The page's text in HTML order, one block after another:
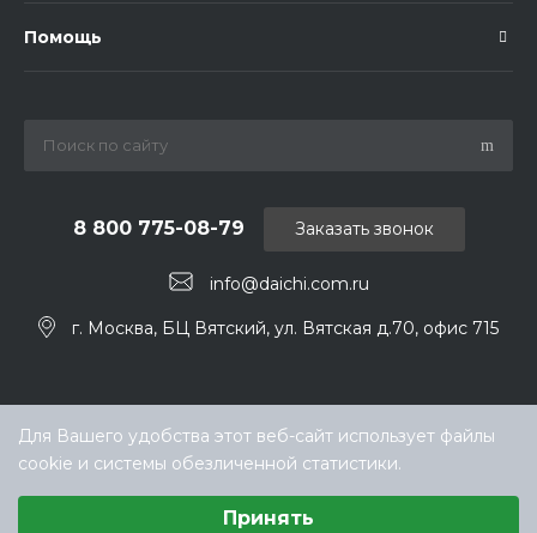
Помощь
info@daichi.com.ru
8 800 775-08-79
г. Москва, БЦ Вятский, ул. Вятская д.70, офис 715
Заказать звонок
Для Вашего удобства этот веб-сайт использует файлы
cookie и системы обезличенной статистики.
Принять